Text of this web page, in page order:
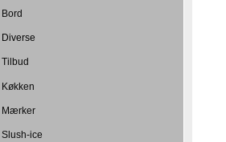
Bord
Diverse
Tilbud
Køkken
Mærker
Slush-ice